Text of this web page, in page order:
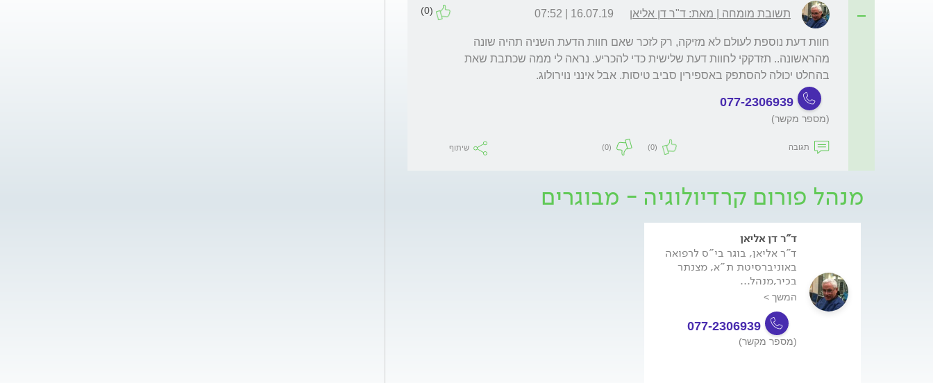
תשובת מומחה | מאת: ד"ר דן אליאן 16.07.19 | 07:52
(0)
בהחלט יכולה להסתפק באספירין סביב טיסות. אבל אינני נוירולוג.
077-2306939
(מספר מקשר)
תגובה (0)
(0) שיתוף
מנהל פורום קרדיולוגיה - מבוגרים
ד"ר דן אליאן
ד"ר אליאן, בוגר בי"ס לרפואה
באוניברסיטת ת"א, מצנתר
בכיר,מנהל...
המשך >
077-2306939
(מספר מקשר)